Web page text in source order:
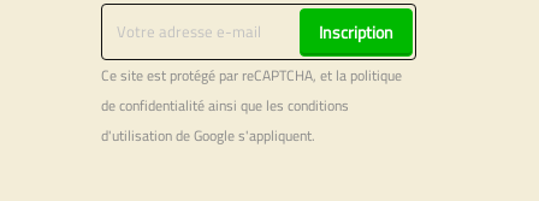
Inscription
Ce site est protégé par reCAPTCHA, et la politique
de confidentialitéainsi que les conditions
d'utilisationde Google s'appliquent.